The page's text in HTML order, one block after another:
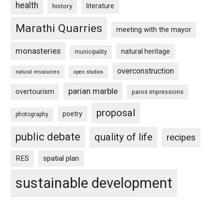
health history literature
Marathi Quarries meeting with the mayor
monasteries municipality natural heritage
natural ressources open studios overconstruction
overtourism parian marble paros impressions
photography poetry proposal
public debate quality of life recipes
RES spatial plan
sustainable development